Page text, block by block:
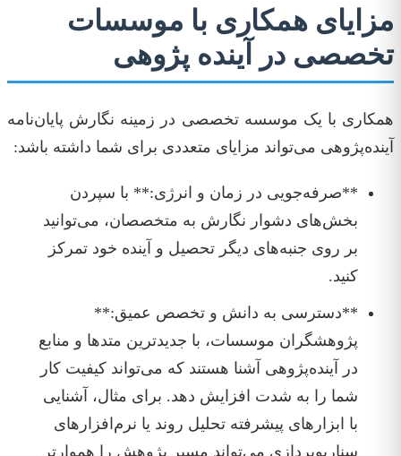
مزایای همکاری با موسسات
تخصصی در آینده پژوهی
همکاری با یک موسسه تخصصی در زمینه نگارش پایان‌نامه
آینده‌پژوهی می‌تواند مزایای متعددی برای شما داشته باشد:
**صرفه‌جویی در زمان و انرژی:** با سپردن
بخش‌های دشوار نگارش به متخصصان، می‌توانید
بر روی جنبه‌های دیگر تحصیل و آینده خود تمرکز
کنید.
**دسترسی به دانش و تخصص عمیق:**
پژوهشگران موسسات، با جدیدترین متدها و منابع
در آینده‌پژوهی آشنا هستند که می‌تواند کیفیت کار
شما را به شدت افزایش دهد. برای مثال، آشنایی
با ابزارهای پیشرفته تحلیل روند یا نرم‌افزارهای
سناریوپردازی می‌تواند مسیر پژوهش را هموارتر